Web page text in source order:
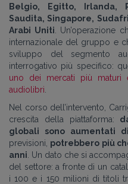
Belgio, Egitto, Irlanda,
Saudita, Singapore,
Arabi Uniti . Un’operazione
internazionale del gruppo e
sviluppo del segmento
interrogativo più specifico:
uno dei mercati più
audiolibri
Nel corso dell’intervento,
crescita della piattaforma:
globali sono aumentati
previsioni, potrebbero più
anni . Un dato che si
del settore: a fronte di un
i 100 e i 150 milioni di titoli